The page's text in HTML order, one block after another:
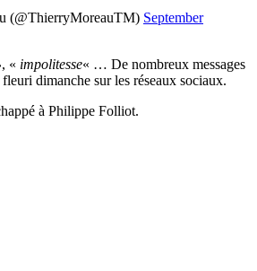
(@ThierryMoreauTM) September
, « impolitesse« … De nombreux messages
dimanche sur les réseaux sociaux.
à Philippe Folliot.